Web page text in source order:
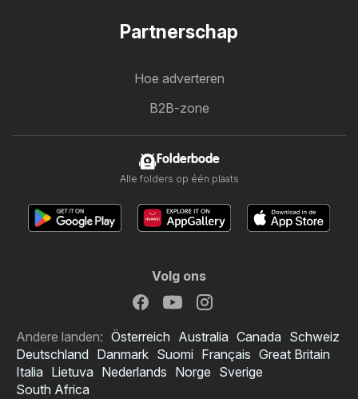
Partnerschap
Hoe adverteren
B2B-zone
Folderbode
Alle folders op één plaats
Volg ons
Andere landen: Österreich Australia Canada Schweiz
Deutschland Danmark Suomi Français Great Britain
Italia Lietuva Nederlands Norge Sverige
South Africa